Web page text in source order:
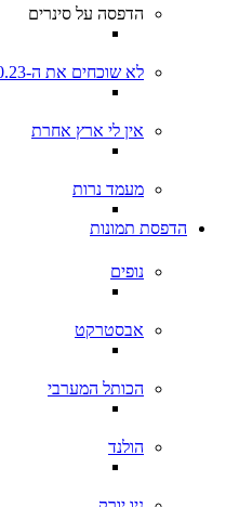
הדפסה על סינרים
לא שוכחים את ה-7.10.23
אין לי ארץ אחרת
מעמד נרות
הדפסת תמונות
נופים
אבסטרקט
הכותל המערבי
הולנד